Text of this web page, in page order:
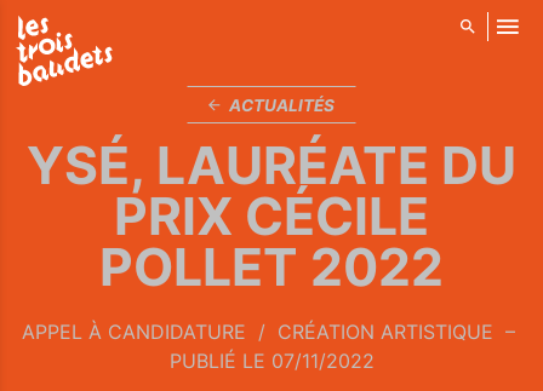
ACTUALITÉS
YSÉ, LAURÉATE DU
PRIX CÉCILE
POLLET 2022
APPEL À CANDIDATURE
CRÉATION ARTISTIQUE
PUBLIÉ LE 07/11/2022